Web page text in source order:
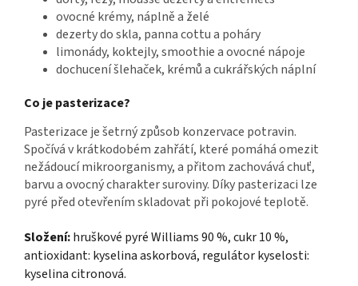
ovocné krémy, náplně a želé
dezerty do skla, panna cottu a poháry
limonády, koktejly, smoothie a ovocné nápoje
dochucení šlehaček, krémů a cukrářských náplní
Co je pasterizace?
Pasterizace je šetrný způsob konzervace potravin.
Spočívá v krátkodobém zahřátí, které pomáhá omezit
nežádoucí mikroorganismy, a přitom zachovává chuť,
barvu a ovocný charakter suroviny. Díky pasterizaci lze
pyré před otevřením skladovat při pokojové teplotě.
Složení:hruškové pyré Williams 90 %, cukr 10 %,
antioxidant: kyselina askorbová, regulátor kyselosti:
kyselina citronová.